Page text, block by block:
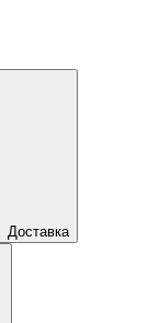
Доставка